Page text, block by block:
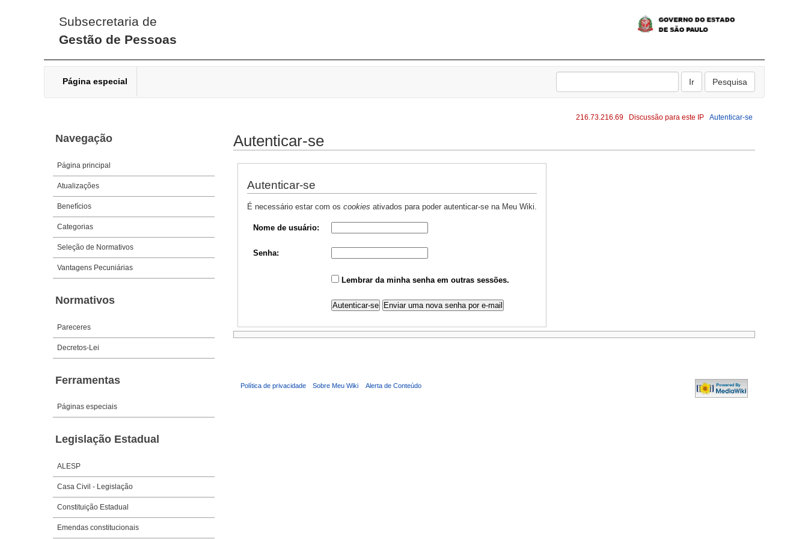
Subsecretaria de
Gestão de Pessoas
Página especial
216.73.216.69 Discussão para este IP Autenticar-se
Navegação
Página principal
Atualizações
Benefícios
Categorias
Seleção de Normativos
Vantagens Pecuniárias
Normativos
Pareceres
Decretos-Lei
Ferramentas
Páginas especiais
Legislação Estadual
ALESP
Casa Civil - Legislação
Constituição Estadual
Emendas constitucionais
Autenticar-se
Autenticar-se
É necessário estar com os cookies ativados para poder autenticar-se na Meu Wiki.
Nome de usuário:
Senha:
Lembrar da minha senha em outras sessões.
Política de privacidade Sobre Meu Wiki Alerta de Conteúdo